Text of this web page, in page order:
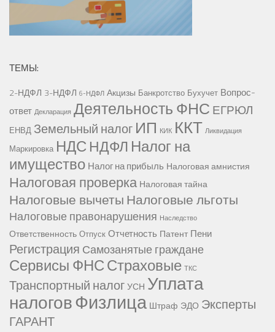
ТЕМЫ:
2-НДФЛ 3-НДФЛ 6-НДФЛ Акцизы Банкротство Бухучет Вопрос-
ответ Декларация Деятельность ФНС ЕГРЮЛ
ЕНВД Земельный налог ИП КИК ККТ Ликвидация
Маркировка НДС НДФЛ Налог на
имущество Налог на прибыль Налоговая амнистия
Налоговая проверка Налоговая тайна
Налоговые вычетыНалоговые льготы
Налоговые правонарушения Наследство
Ответственность Отпуск Отчетность Патент Пени
Регистрация Самозанятые граждане
Сервисы ФНССтраховые ТКС
Транспортный налогУСН Уплата
налоговФизлица Штраф ЭДО Эксперты
ГАРАНТ